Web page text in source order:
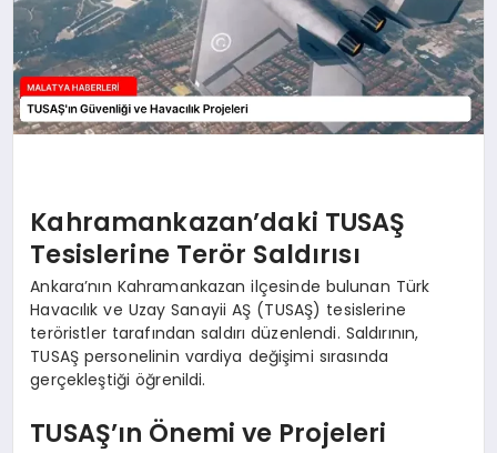
SIYASET
SPOR
Kahramankazan’daki TUSAŞ
Tesislerine Terör Saldırısı
Ankara’nın Kahramankazan ilçesinde bulunan Türk
Havacılık ve Uzay Sanayii AŞ (TUSAŞ) tesislerine
teröristler tarafından saldırı düzenlendi. Saldırının,
TUSAŞ personelinin vardiya değişimi sırasında
gerçekleştiği öğrenildi.
TUSAŞ’ın Önemi ve Projeleri